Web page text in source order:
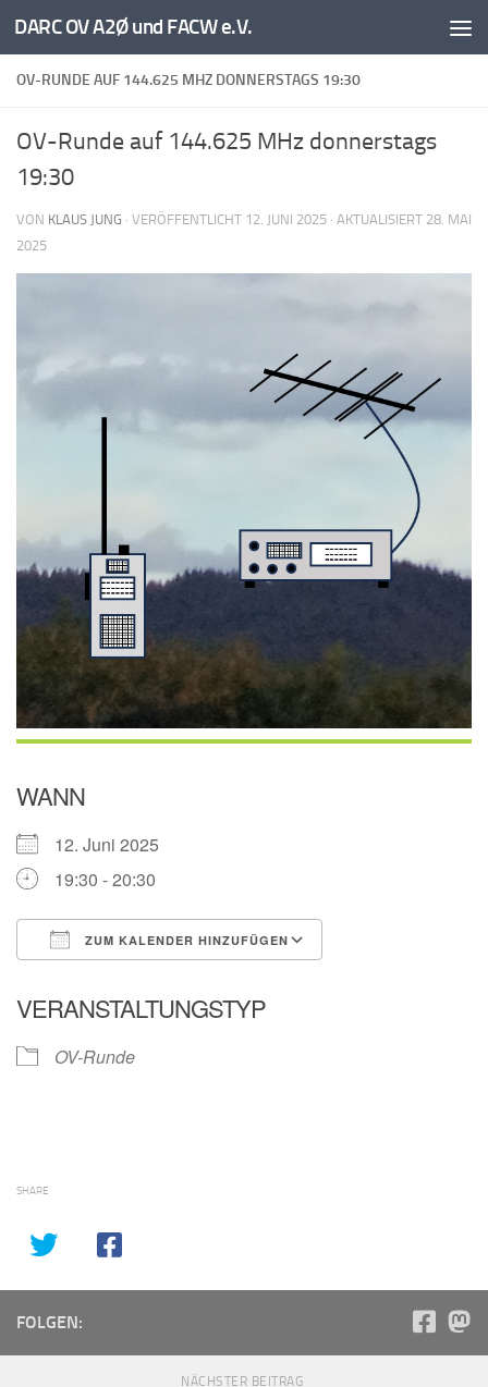
Unter dem Inhalt
DARC OV A2Ø und FACW e.V.
OV-RUNDE AUF 144.625 MHZ DONNERSTAGS 19:30
OV-Runde auf 144.625 MHz donnerstags
19:30
VON KLAUS JUNG · VERÖFFENTLICHT 12. JUNI 2025 · AKTUALISIERT 28. MAI
2025
WANN
12. Juni 2025
19:30 - 20:30
ZUM KALENDER HINZUFÜGEN
VERANSTALTUNGSTYP
OV-Runde
SHARE
FOLGEN:
NÄCHSTER BEITRAG